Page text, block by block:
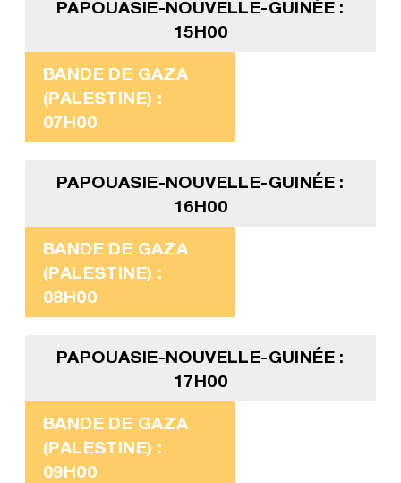
PAPOUASIE-NOUVELLE-GUINÉE :
15H00
BANDE DE GAZA
(PALESTINE) :
07H00
PAPOUASIE-NOUVELLE-GUINÉE :
16H00
BANDE DE GAZA
(PALESTINE) :
08H00
PAPOUASIE-NOUVELLE-GUINÉE :
17H00
BANDE DE GAZA
(PALESTINE) :
09H00